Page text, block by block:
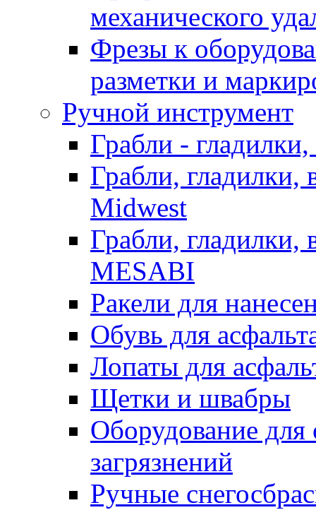
механического
Фрезы к
разметки и
Ручной инструмент
Грабли -
Грабли, гладилки,
Midwest
Грабли, гладилки,
MESABI
Ракели для
Обувь для
Лопаты для
Щетки и швабры
Оборудование для
загрязнений
Ручные